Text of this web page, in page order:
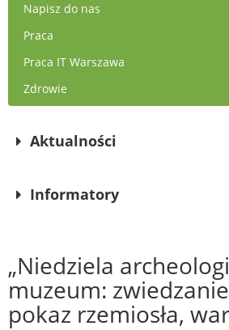
Napisz do nas
Praca
Praca IT Warszawa
Zdrowie
Aktualności
Informatory
„Niedziela
muzeum:
pokaz rzemiosła,